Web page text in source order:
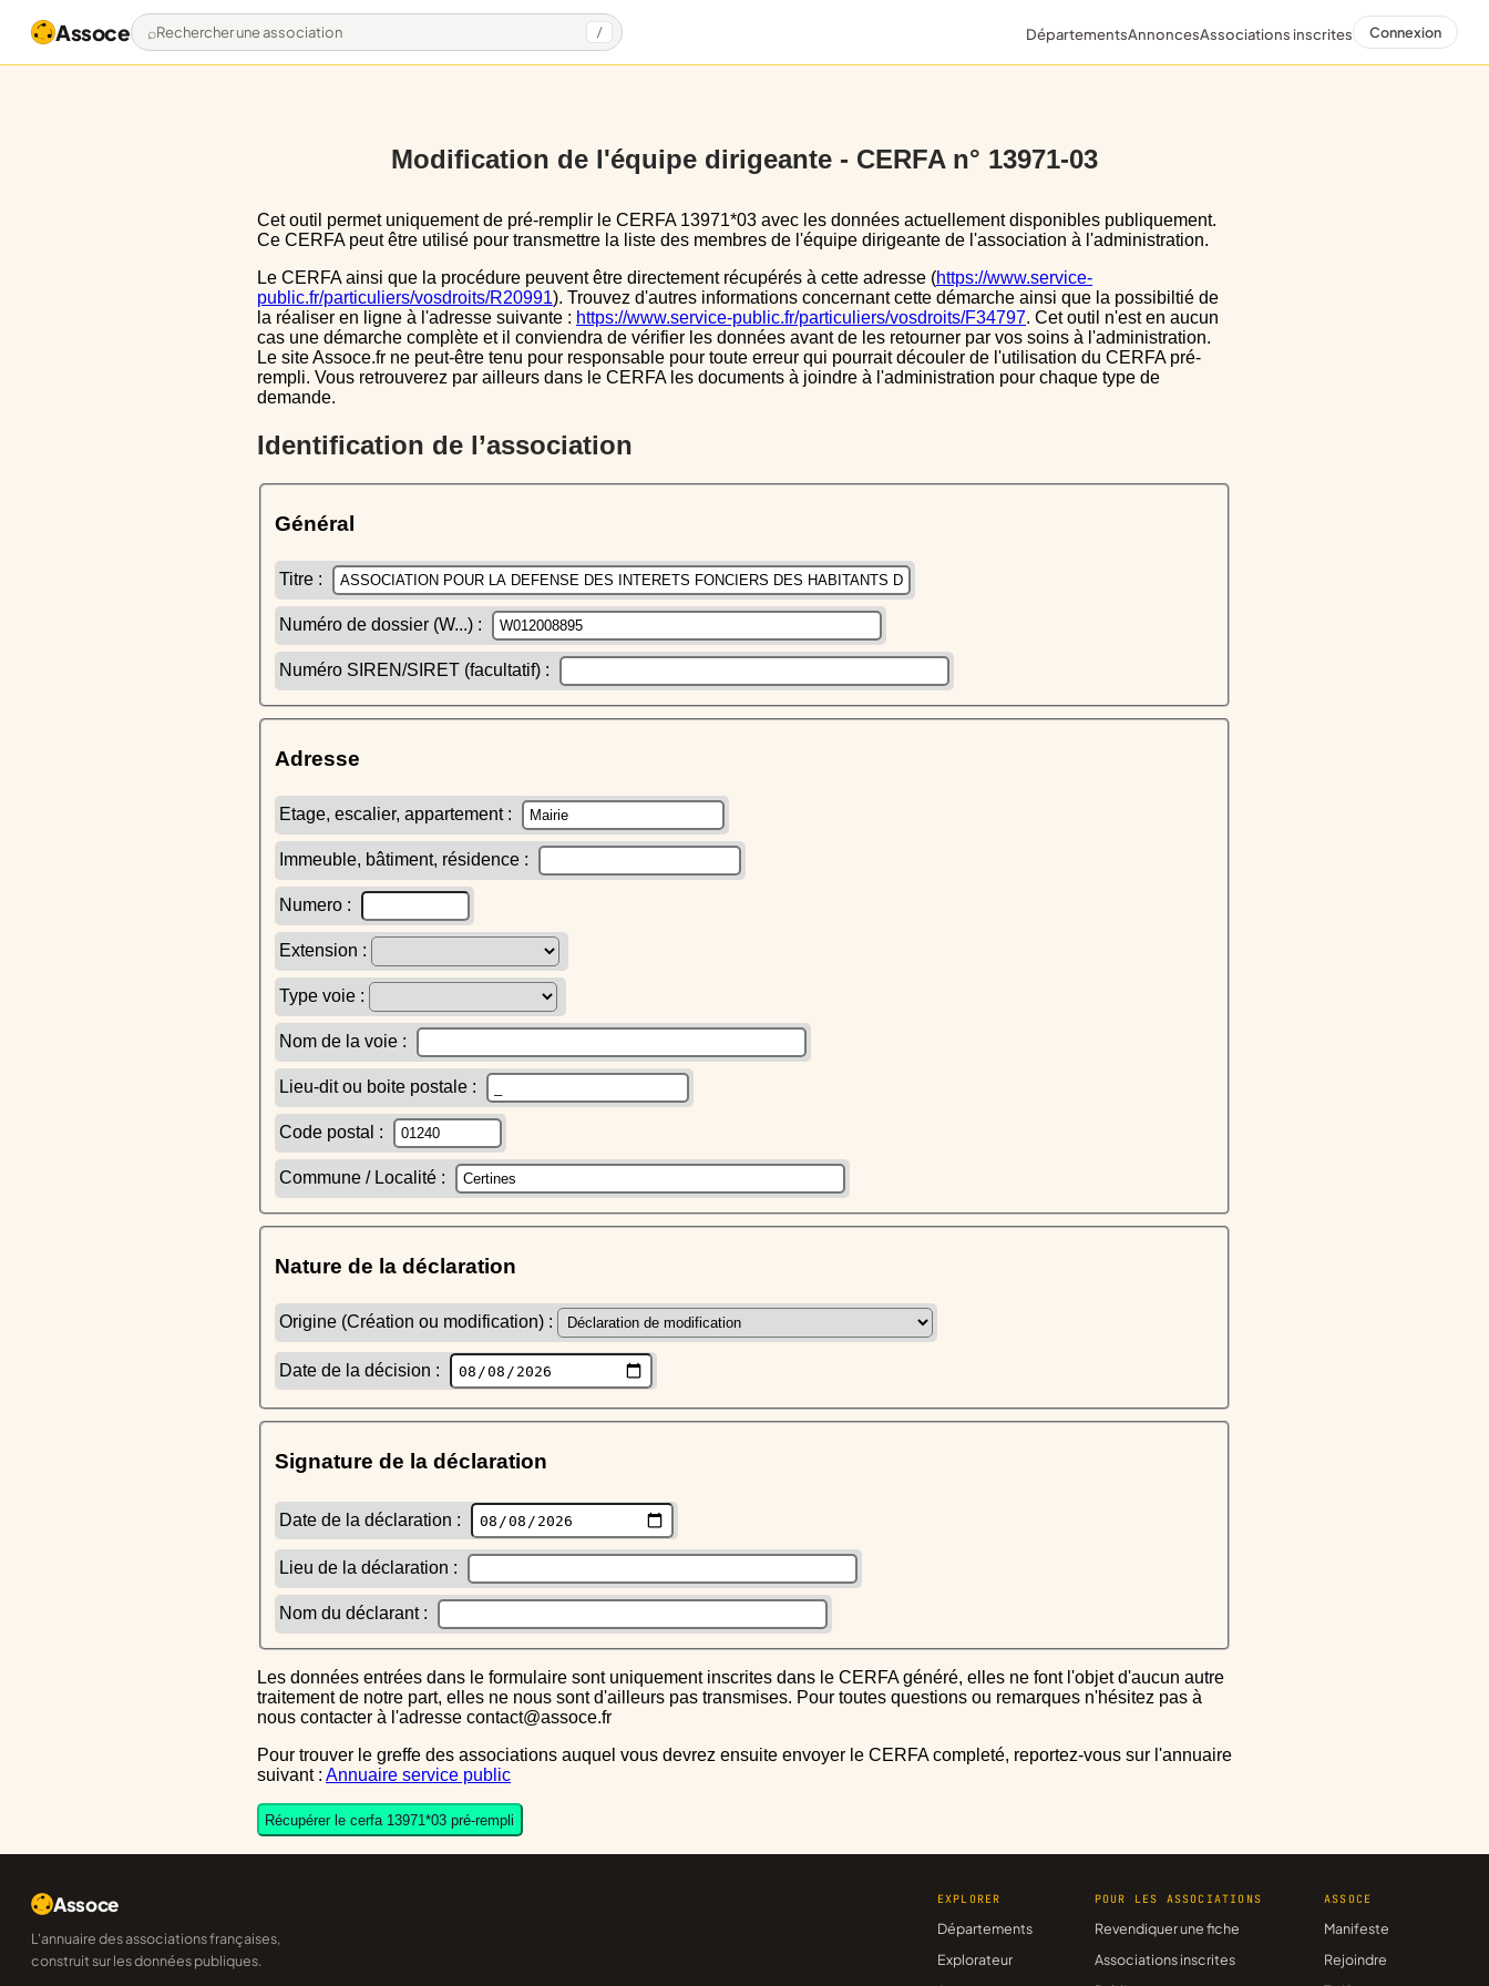
Assoce Rechercher une association / DépartementsAnnoncesAssociations inscrites Connexion
Modification de l'équipe dirigeante - CERFA n° 13971-03
Cet outil permet uniquement de pré-remplir le CERFA 13971*03 avec les données actuellement disponibles publiquement.
Ce CERFA peut être utilisé pour transmettre la liste des membres de l'équipe dirigeante de l'association à l'administration.
Le CERFA ainsi que la procédure peuvent être directement récupérés à cette adresse (https://www.service-
public.fr/particuliers/vosdroits/R20991). Trouvez d'autres informations concernant cette démarche ainsi que la possibiltié de
la réaliser en ligne à l'adresse suivante : https://www.service-public.fr/particuliers/vosdroits/F34797. Cet outil n'est en aucun
cas une démarche complète et il conviendra de vérifier les données avant de les retourner par vos soins à l'administration.
Le site Assoce.fr ne peut-être tenu pour responsable pour toute erreur qui pourrait découler de l'utilisation du CERFA pré-
rempli. Vous retrouverez par ailleurs dans le CERFA les documents à joindre à l'administration pour chaque type de
demande.
Identification de l’association
Général
Titre :
Numéro de dossier (W...) :
Numéro SIREN/SIRET (facultatif) :
Adresse
Etage, escalier, appartement :
Immeuble, bâtiment, résidence :
Numero :
Extension :
Type voie :
Nom de la voie :
Lieu-dit ou boite postale :
Code postal :
Commune / Localité :
Nature de la déclaration
Origine (Création ou modification) :
Date de la décision :
Signature de la déclaration
Date de la déclaration :
Lieu de la déclaration :
Nom du déclarant :
Les données entrées dans le formulaire sont uniquement inscrites dans le CERFA généré, elles ne font l'objet d'aucun autre
traitement de notre part, elles ne nous sont d'ailleurs pas transmises. Pour toutes questions ou remarques n'hésitez pas à
nous contacter à l'adresse contact@assoce.fr
Pour trouver le greffe des associations auquel vous devrez ensuite envoyer le CERFA completé, reportez-vous sur l'annuaire
suivant : Annuaire service public
Récupérer le cerfa 13971*03 pré-rempli
Assoce
L'annuaire des associations françaises,
construit sur les données publiques.
EXPLORER
Départements
Explorateur
POUR LES ASSOCIATIONS
Revendiquer une fiche
Associations inscrites
ASSOCE
Manifeste
Rejoindre